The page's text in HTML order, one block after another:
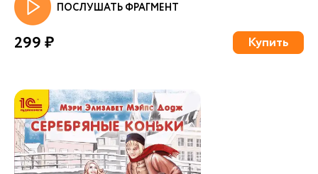
ПОСЛУШАТЬ ФРАГМЕНТ
299 ₽ Купить